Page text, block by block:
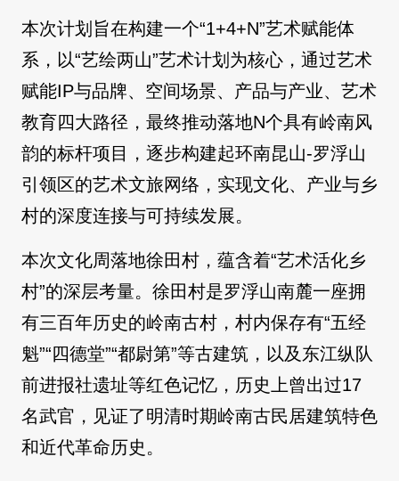
本次计划旨在构建一个“1+4+N”艺术赋能体
系，以“艺绘两山”艺术计划为核心，通过艺术
赋能IP与品牌、空间场景、产品与产业、艺术
教育四大路径，最终推动落地N个具有岭南风
韵的标杆项目，逐步构建起环南昆山-罗浮山
引领区的艺术文旅网络，实现文化、产业与乡
村的深度连接与可持续发展。
本次文化周落地徐田村，蕴含着“艺术活化乡
村”的深层考量。徐田村是罗浮山南麓一座拥
有三百年历史的岭南古村，村内保存有“五经
魁”“四德堂”“都尉第”等古建筑，以及东江纵队
前进报社遗址等红色记忆，历史上曾出过17
名武官，见证了明清时期岭南古民居建筑特色
和近代革命历史。